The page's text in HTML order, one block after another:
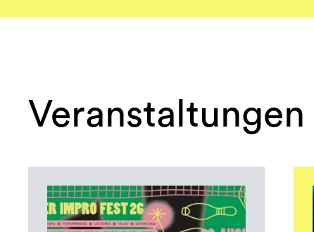
Veranstaltungen